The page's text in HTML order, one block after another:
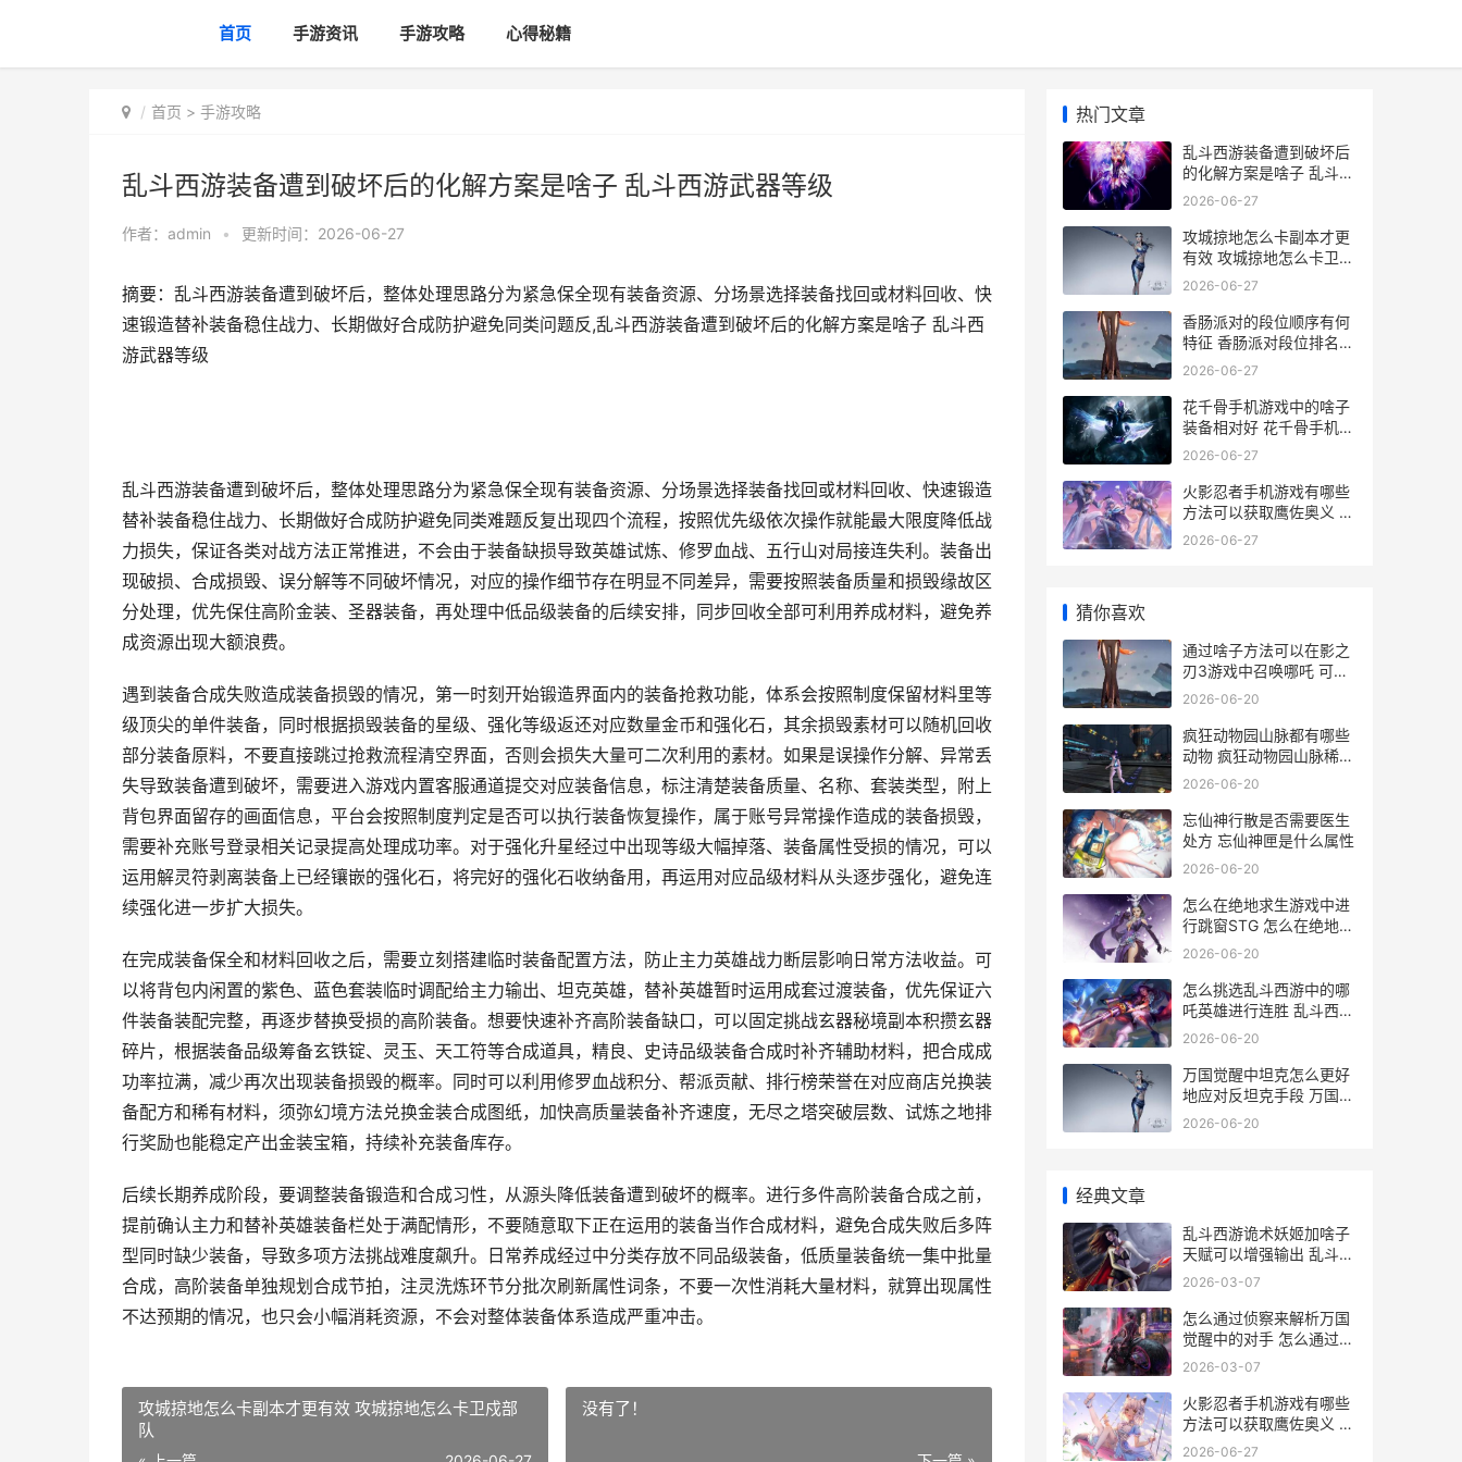
首页 手游资讯 手游攻略 心得秘籍
首页 > 手游攻略
乱斗西游装备遭到破坏后的化解方案是啥子 乱斗西游武器等级
作者： admin • 更新时间：2026-06-27
摘要：乱斗西游装备遭到破坏后，整体处理思路分为紧急保全现有装备资源、分场景选择装备找回或材料回收、快
速锻造替补装备稳住战力、长期做好合成防护避免同类问题反,乱斗西游装备遭到破坏后的化解方案是啥子 乱斗西
游武器等级
乱斗西游装备遭到破坏后，整体处理思路分为紧急保全现有装备资源、分场景选择装备找回或材料回收、快速锻造
替补装备稳住战力、长期做好合成防护避免同类难题反复出现四个流程，按照优先级依次操作就能最大限度降低战
力损失，保证各类对战方法正常推进，不会由于装备缺损导致英雄试炼、修罗血战、五行山对局接连失利。装备出
现破损、合成损毁、误分解等不同破坏情况，对应的操作细节存在明显不同差异，需要按照装备质量和损毁缘故区
分处理，优先保住高阶金装、圣器装备，再处理中低品级装备的后续安排，同步回收全部可利用养成材料，避免养
成资源出现大额浪费。
遇到装备合成失败造成装备损毁的情况，第一时刻开始锻造界面内的装备抢救功能，体系会按照制度保留材料里等
级顶尖的单件装备，同时根据损毁装备的星级、强化等级返还对应数量金币和强化石，其余损毁素材可以随机回收
部分装备原料，不要直接跳过抢救流程清空界面，否则会损失大量可二次利用的素材。如果是误操作分解、异常丢
失导致装备遭到破坏，需要进入游戏内置客服通道提交对应装备信息，标注清楚装备质量、名称、套装类型，附上
背包界面留存的画面信息，平台会按照制度判定是否可以执行装备恢复操作，属于账号异常操作造成的装备损毁，
需要补充账号登录相关记录提高处理成功率。对于强化升星经过中出现等级大幅掉落、装备属性受损的情况，可以
运用解灵符剥离装备上已经镶嵌的强化石，将完好的强化石收纳备用，再运用对应品级材料从头逐步强化，避免连
续强化进一步扩大损失。
在完成装备保全和材料回收之后，需要立刻搭建临时装备配置方法，防止主力英雄战力断层影响日常方法收益。可
以将背包内闲置的紫色、蓝色套装临时调配给主力输出、坦克英雄，替补英雄暂时运用成套过渡装备，优先保证六
件装备装配完整，再逐步替换受损的高阶装备。想要快速补齐高阶装备缺口，可以固定挑战玄器秘境副本积攒玄器
碎片，根据装备品级筹备玄铁锭、灵玉、天工符等合成道具，精良、史诗品级装备合成时补齐辅助材料，把合成成
功率拉满，减少再次出现装备损毁的概率。同时可以利用修罗血战积分、帮派贡献、排行榜荣誉在对应商店兑换装
备配方和稀有材料，须弥幻境方法兑换金装合成图纸，加快高质量装备补齐速度，无尽之塔突破层数、试炼之地排
行奖励也能稳定产出金装宝箱，持续补充装备库存。
后续长期养成阶段，要调整装备锻造和合成习性，从源头降低装备遭到破坏的概率。进行多件高阶装备合成之前，
提前确认主力和替补英雄装备栏处于满配情形，不要随意取下正在运用的装备当作合成材料，避免合成失败后多阵
型同时缺少装备，导致多项方法挑战难度飙升。日常养成经过中分类存放不同品级装备，低质量装备统一集中批量
合成，高阶装备单独规划合成节拍，注灵洗炼环节分批次刷新属性词条，不要一次性消耗大量材料，就算出现属性
不达预期的情况，也只会小幅消耗资源，不会对整体装备体系造成严重冲击。
攻城掠地怎么卡副本才更有效 攻城掠地怎么卡卫戍部
队
没有了！
热门文章
乱斗西游装备遭到破坏后
的化解方案是啥子 乱斗西
游武器等级
2026-06-27
攻城掠地怎么卡副本才更
有效 攻城掠地怎么卡卫戍
部队
2026-06-27
香肠派对的段位顺序有何
特征 香肠派对段位排名顺
序
2026-06-27
花千骨手机游戏中的啥子
装备相对好 花千骨手机游
戏免费下载
2026-06-27
火影忍者手机游戏有哪些
方法可以获取鹰佐奥义 火
影忍者手机游戏补帧app
2026-06-27
猜你喜欢
通过啥子方法可以在影之
刃3游戏中召唤哪吒 可以
用哪些方法
2026-06-20
疯狂动物园山脉都有哪些
动物 疯狂动物园山脉稀有
动物怎么抓
2026-06-20
忘仙神行散是否需要医生
处方 忘仙神匣是什么属性
2026-06-20
怎么在绝地求生游戏中进
行跳窗STG 怎么在绝地求
生中看帧数显示
2026-06-20
怎么挑选乱斗西游中的哪
吒英雄进行连胜 乱斗西游
新手阵容推荐
2026-06-20
万国觉醒中坦克怎么更好
地应对反坦克手段 万国觉
醒坦骑
2026-06-20
经典文章
乱斗西游诡术妖姬加啥子
天赋可以增强输出 乱斗西
游蛊王
2026-03-07
怎么通过侦察来解析万国
觉醒中的对手 怎么通过侦
探找人的位置
2026-03-07
火影忍者手机游戏有哪些
方法可以获取鹰佐奥义 火
影忍者手机游戏补帧app
2026-06-27